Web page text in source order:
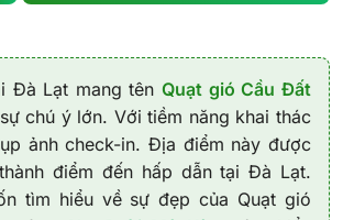
Đà Lạt mang tênQuạt gió Cầu Đất
chú ý lớn. Với tiềm năng khai thác
ảnh check-in. Địa điểm này được
điểm đến hấp dẫn tại Đà Lạt.
tìm hiểu về sự đẹp của Quạt gió